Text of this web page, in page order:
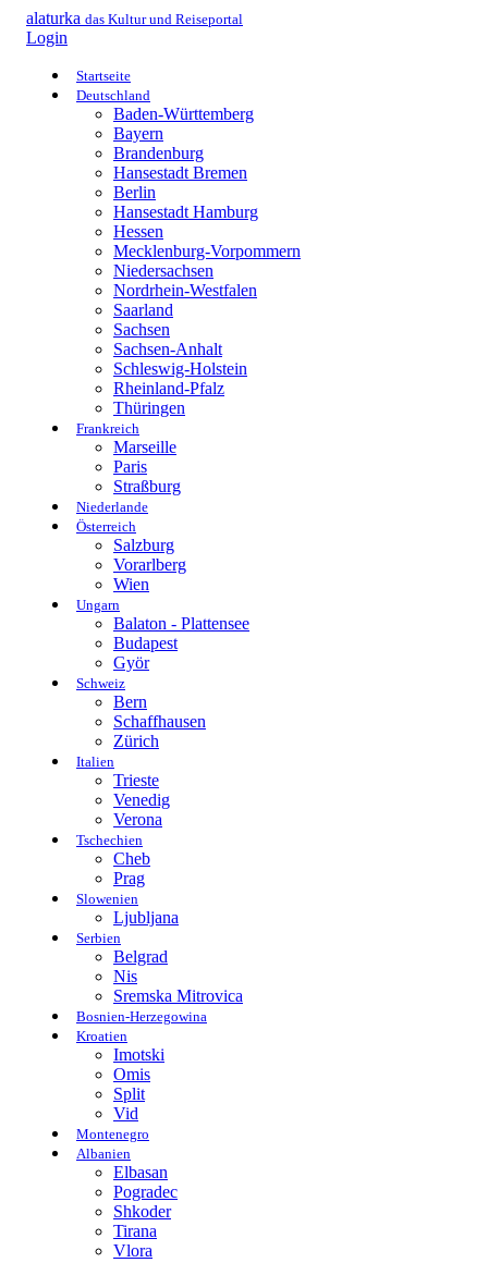
alaturka das Kultur und Reiseportal
Login
Startseite
Deutschland
Baden-Württemberg
Bayern
Brandenburg
Hansestadt Bremen
Berlin
Hansestadt Hamburg
Hessen
Mecklenburg-Vorpommern
Niedersachsen
Nordrhein-Westfalen
Saarland
Sachsen
Sachsen-Anhalt
Schleswig-Holstein
Rheinland-Pfalz
Thüringen
Frankreich
Marseille
Paris
Straßburg
Niederlande
Österreich
Salzburg
Vorarlberg
Wien
Ungarn
Balaton - Plattensee
Budapest
Györ
Schweiz
Bern
Schaffhausen
Zürich
Italien
Trieste
Venedig
Verona
Tschechien
Cheb
Prag
Slowenien
Ljubljana
Serbien
Belgrad
Nis
Sremska Mitrovica
Bosnien-Herzegowina
Kroatien
Imotski
Omis
Split
Vid
Montenegro
Albanien
Elbasan
Pogradec
Shkoder
Tirana
Vlora